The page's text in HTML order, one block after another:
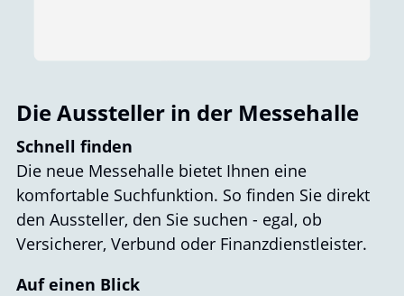
Die Aussteller in der Messehalle
Schnell finden
Die neue Messehalle bietet Ihnen eine
komfortable Suchfunktion. So finden Sie direkt
den Aussteller, den Sie suchen - egal, ob
Versicherer, Verbund oder Finanzdienstleister.
Auf einen Blick